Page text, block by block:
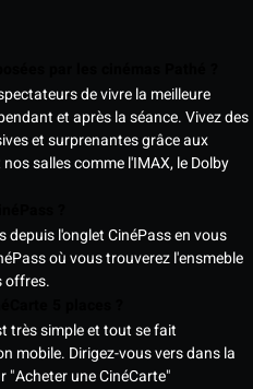
de vivre la meilleure
et après la séance. Vivez des
et surprenantes grâce aux
salles comme l'IMAX, le Dolby
l'onglet CinéPass en vous
où vous trouverez l'ensmeble
offres.
très simple et tout se fait
mobile. Dirigez-vous vers dans la
"Acheter une CinéCarte"